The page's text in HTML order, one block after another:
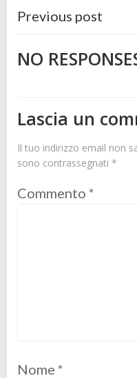
Post
Previous post
NO
Lascia un
Il tuo indirizzo email non
sono contrassegnati *
Commento *
Nome *